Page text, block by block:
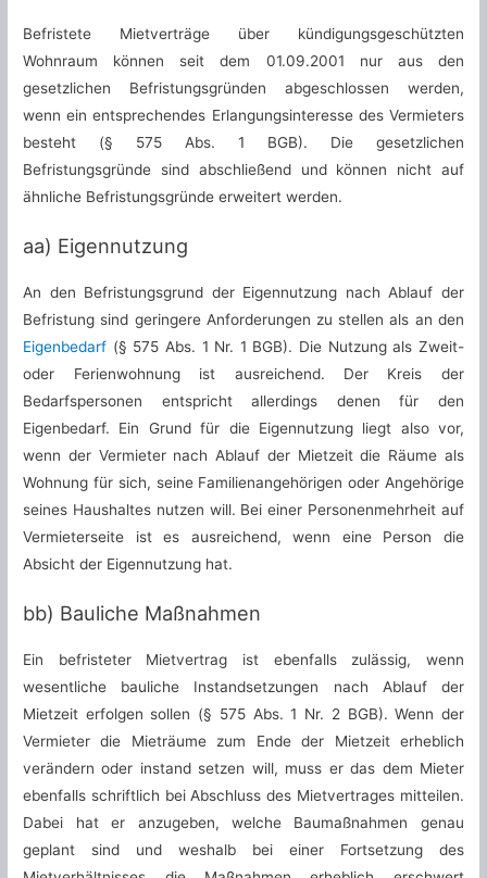
Befristete Mietverträge über kündigungsgeschützten
Wohnraum können seit dem 01.09.2001 nur aus den
gesetzlichen Befristungsgründen abgeschlossen werden,
wenn ein entsprechendes Erlangungsinteresse des Vermieters
besteht (§ 575 Abs. 1 BGB). Die gesetzlichen
Befristungsgründe sind abschließend und können nicht auf
ähnliche Befristungsgründe erweitert werden.
aa) Eigennutzung
An den Befristungsgrund der Eigennutzung nach Ablauf der
Befristung sind geringere Anforderungen zu stellen als an den
Eigenbedarf (§ 575 Abs. 1 Nr. 1 BGB). Die Nutzung als Zweit-
oder Ferienwohnung ist ausreichend. Der Kreis der
Bedarfspersonen entspricht allerdings denen für den
Eigenbedarf. Ein Grund für die Eigennutzung liegt also vor,
wenn der Vermieter nach Ablauf der Mietzeit die Räume als
Wohnung für sich, seine Familienangehörigen oder Angehörige
seines Haushaltes nutzen will. Bei einer Personenmehrheit auf
Vermieterseite ist es ausreichend, wenn eine Person die
Absicht der Eigennutzung hat.
bb) Bauliche Maßnahmen
Ein befristeter Mietvertrag ist ebenfalls zulässig, wenn
wesentliche bauliche Instandsetzungen nach Ablauf der
Mietzeit erfolgen sollen (§ 575 Abs. 1 Nr. 2 BGB). Wenn der
Vermieter die Mieträume zum Ende der Mietzeit erheblich
verändern oder instand setzen will, muss er das dem Mieter
ebenfalls schriftlich bei Abschluss des Mietvertrages mitteilen.
Dabei hat er anzugeben, welche Baumaßnahmen genau
geplant sind und weshalb bei einer Fortsetzung des